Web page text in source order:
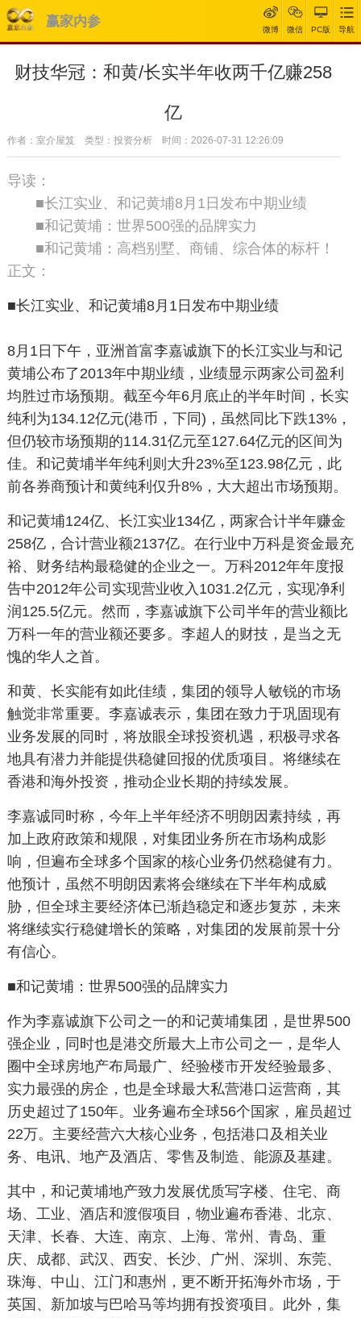
赢家内参
微博 微信 PC版 导航
财技华冠：和黄/长实半年收两千亿赚258
亿
作者：室介屋笈 类型：投资分析 时间：2026-07-31 12:26:09
导读：
■长江实业、和记黄埔8月1日发布中期业绩
■和记黄埔：世界500强的品牌实力
■和记黄埔：高档别墅、商铺、综合体的标杆！
正文：
■长江实业、和记黄埔8月1日发布中期业绩
8月1日下午，亚洲首富李嘉诚旗下的长江实业与和记
黄埔公布了2013年中期业绩，业绩显示两家公司盈利
均胜过市场预期。截至今年6月底止的半年时间，长实
纯利为134.12亿元(港币，下同)，虽然同比下跌13%，
但仍较市场预期的114.31亿元至127.64亿元的区间为
佳。和记黄埔半年纯利则大升23%至123.98亿元，此
前各券商预计和黄纯利仅升8%，大大超出市场预期。
和记黄埔124亿、长江实业134亿，两家合计半年赚金
258亿，合计营业额2137亿。在行业中万科是资金最充
裕、财务结构最稳健的企业之一。万科2012年年度报
告中2012年公司实现营业收入1031.2亿元，实现净利
润125.5亿元。然而，李嘉诚旗下公司半年的营业额比
万科一年的营业额还要多。李超人的财技，是当之无
愧的华人之首。
和黄、长实能有如此佳绩，集团的领导人敏锐的市场
触觉非常重要。李嘉诚表示，集团在致力于巩固现有
业务发展的同时，将放眼全球投资机遇，积极寻求各
地具有潜力并能提供稳健回报的优质项目。将继续在
香港和海外投资，推动企业长期的持续发展。
李嘉诚同时称，今年上半年经济不明朗因素持续，再
加上政府政策和规限，对集团业务所在市场构成影
响，但遍布全球多个国家的核心业务仍然稳健有力。
他预计，虽然不明朗因素将会继续在下半年构成威
胁，但全球主要经济体已渐趋稳定和逐步复苏，未来
将继续实行稳健增长的策略，对集团的发展前景十分
有信心。
■和记黄埔：世界500强的品牌实力
作为李嘉诚旗下公司之一的和记黄埔集团，是世界500
强企业，同时也是港交所最大上市公司之一，是华人
圈中全球房地产布局最广、经验楼市开发经验最多、
实力最强的房企，也是全球最大私营港口运营商，其
历史超过了150年。业务遍布全球56个国家，雇员超过
22万。主要经营六大核心业务，包括港口及相关业
务、电讯、地产及酒店、零售及制造、能源及基建。
其中，和记黄埔地产致力发展优质写字楼、住宅、商
场、工业、酒店和渡假项目，物业遍布香港、北京、
天津、长春、大连、南京、上海、常州、青岛、重
庆、成都、武汉、西安、长沙、广州、深圳、东莞、
珠海、中山、江门和惠州，更不断开拓海外市场，于
英国、新加坡与巴哈马等均拥有投资项目。此外，集